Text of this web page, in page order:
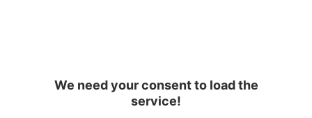
We need your consent to load the
service!